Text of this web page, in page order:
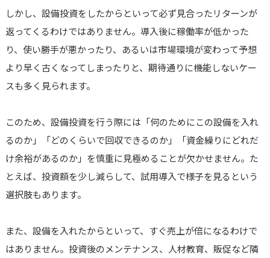
しかし、設備投資をしたからといって必ず見合ったリターンが
返ってくるわけではありません。導入後に稼働率が低かった
り、使い勝手が悪かったり、あるいは市場環境が変わって予想
より早く古くなってしまったりと、期待通りに機能しないケー
スも多く見られます。
このため、設備投資を行う際には「何のためにこの設備を入れ
るのか」「どのくらいで回収できるのか」「資金繰りにどれだ
け余裕があるのか」を慎重に見極めることが欠かせません。た
とえば、投資額を少し減らして、試用導入で様子を見るという
選択肢もあります。
また、設備を入れたからといって、すぐ売上が倍になるわけで
はありません。投資後のメンテナンス、人材教育、販促など隣